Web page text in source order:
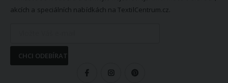
akcích a speciálních nabídkách na TextilCentrum.cz.
CHCI ODEBÍRAT